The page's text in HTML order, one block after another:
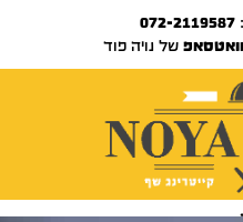
072-
של נויה פוד